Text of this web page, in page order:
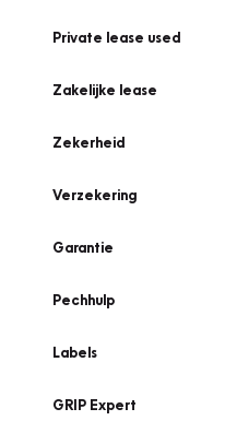
Private lease used
Zakelijke lease
Zekerheid
Verzekering
Garantie
Pechhulp
Labels
GRIP Expert